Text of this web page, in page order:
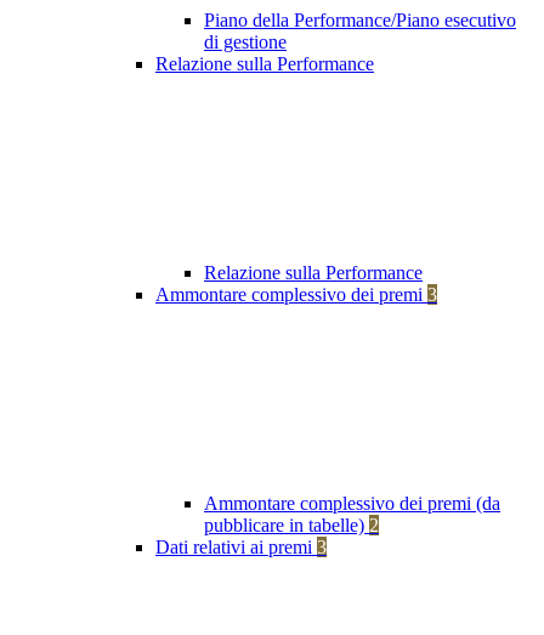
Piano della Performance/Piano esecutivo
di gestione
Relazione sulla Performance
Relazione sulla Performance
Ammontare complessivo dei premi 3
Ammontare complessivo dei premi (da
pubblicare in tabelle) 2
Dati relativi ai premi 3